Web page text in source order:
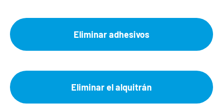
Eliminar adhesivos
Eliminar el alquitrán